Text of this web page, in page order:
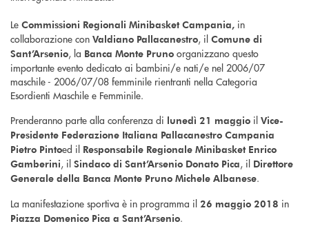
Le Commissioni Regionali Minibasket Campania, in
collaborazione con Valdiano Pallacanestro, il Comune di
Sant’Arsenio, la Banca Monte Pruno organizzano questo
importante evento dedicato ai bambini/e nati/e nel 2006/07
maschile - 2006/07/08 femminile rientranti nella Categoria
Esordienti Maschile e Femminile.
Prenderanno parte alla conferenza di lunedì 21 maggio il Vice-
Presidente Federazione Italiana Pallacanestro Campania
Pietro Pintoed il Responsabile Regionale Minibasket Enrico
Gamberini, il Sindaco di Sant’Arsenio Donato Pica, il Direttore
Generale della Banca Monte Pruno Michele Albanese.
La manifestazione sportiva è in programma il 26 maggio 2018 in
Piazza Domenico Pica a Sant’Arsenio.